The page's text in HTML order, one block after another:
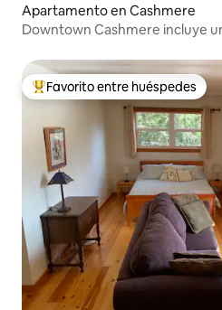
Apartamento en Cashmere
Downtown Cashmere incluye
Favorito entre huéspedes
Favorito entre huéspedes